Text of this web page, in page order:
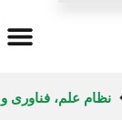
نظام علم، فناوری